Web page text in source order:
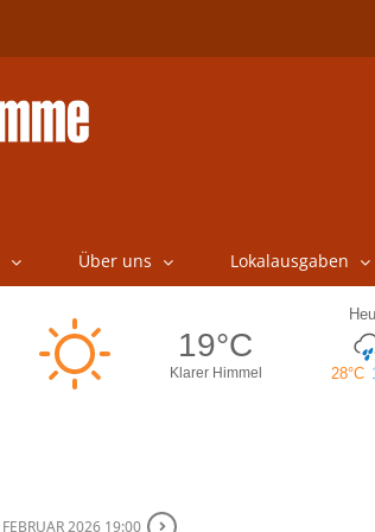
Über uns Lokalausgaben
2026 19:00